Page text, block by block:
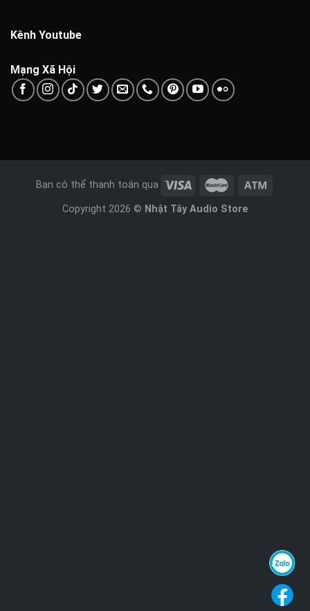
Kênh Youtube
Mạng Xã Hội
Bạn có thể thanh toán qua
Copyright 2026 © Nhật Tây Audio Store